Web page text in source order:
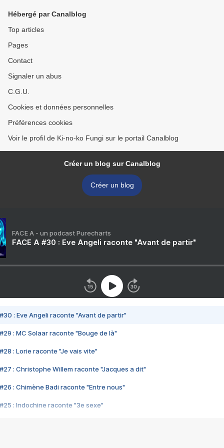
Hébergé par Canalblog
Top articles
Pages
Contact
Signaler un abus
C.G.U.
Cookies et données personnelles
Préférences cookies
Voir le profil de Ki-no-ko Fungi sur le portail Canalblog
Créer un blog sur Canalblog
Créer un blog
FACE A - un podcast Purecharts
FACE A #30 : Eve Angeli raconte "Avant de partir"
#30 : Eve Angeli raconte "Avant de partir"
#29 : MC Solaar raconte "Bouge de là"
#28 : Lorie raconte "Je vais vite"
#27 : Christophe Willem raconte "Jacques a dit"
#26 : Chimène Badi raconte "Entre nous"
#25 : Indochine raconte "3e sexe"